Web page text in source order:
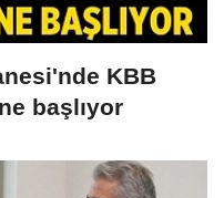
KBB
başlıyor